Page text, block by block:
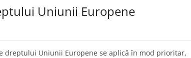
Uniunii Europene
Uniunii Europene se aplică în mod prioritar,